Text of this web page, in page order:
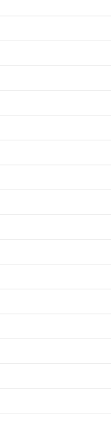
đặt uy tín lên
hàng sẽ được những
theo tiêu chuẩn